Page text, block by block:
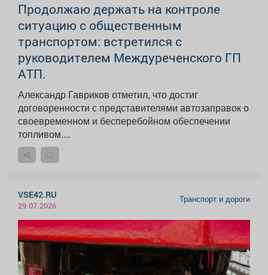
Продолжаю держать на контроле
ситуацию с общественным
транспортом: встретился с
руководителем Междуреченского ГП
АТП.
Александр Гавриков отметил, что достиг
договоренности с представителями автозаправок о
своевременном и бесперебойном обеспечении
топливом....
VSE42.RU
29.07.2026
Транспорт и дороги